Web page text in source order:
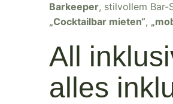
Barkeeper, stilvollem Bar-
„Cocktailbar mieten“,
All
alles